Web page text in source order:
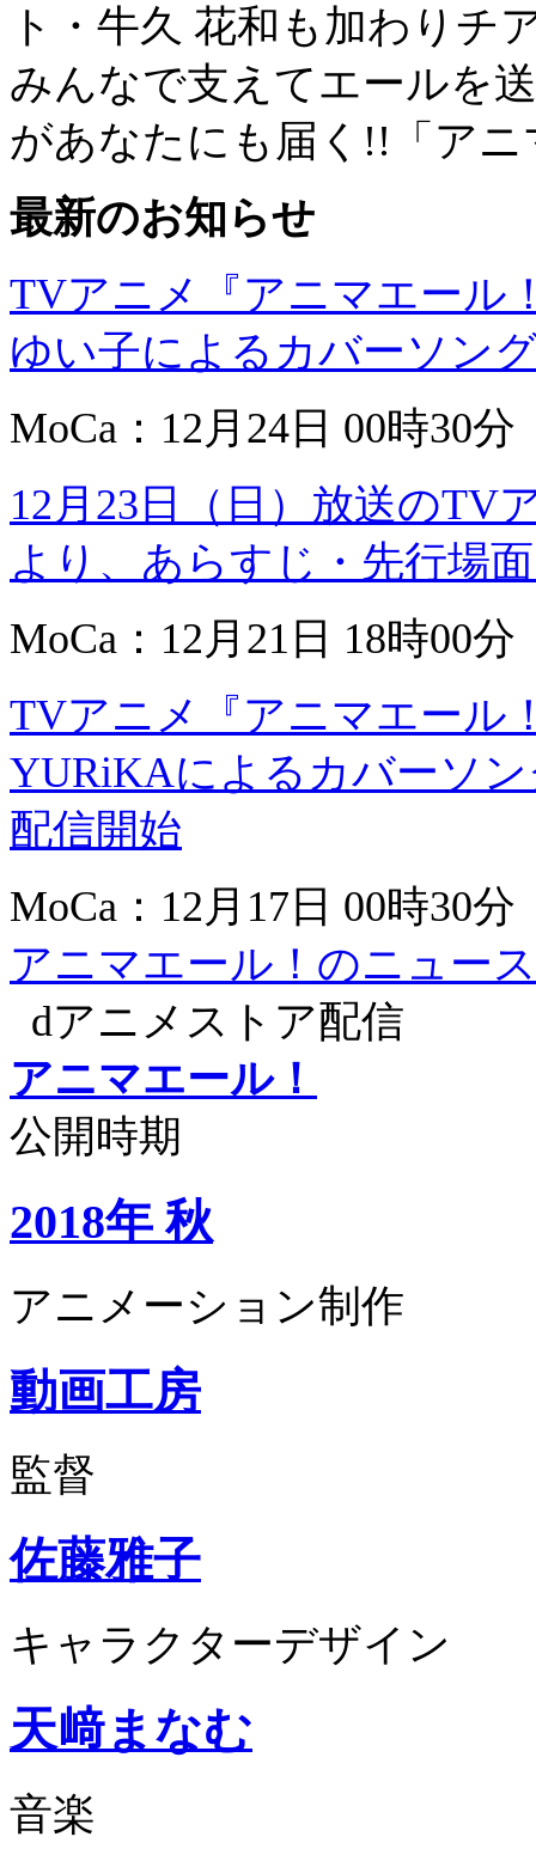
ト・牛久 花和も加わりチ
みんなで支えてエールを
があなたにも届く!!「アニ
最新のお知らせ
TVアニメ『アニマエール
ゆい子によるカバーソン
MoCa：12月24日 00時30分
12月23日（日）放送のTV
より、あらすじ・先行場
MoCa：12月21日 18時00分
TVアニメ『アニマエール
YURiKAによるカバーソ
配信開始
MoCa：12月17日 00時30分
アニマエール！のニュー
dアニメストア配信
アニマエール！
公開時期
2018年 秋
アニメーション制作
動画工房
監督
佐藤雅子
キャラクターデザイン
天﨑まなむ
音楽